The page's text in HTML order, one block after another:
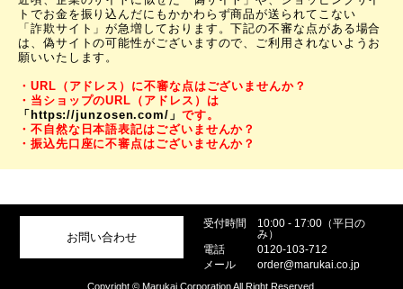
トでお金を振り込んだにもかかわらず商品が送られてこない
「詐欺サイト」が急増しております。下記の不審な点がある場合
は、偽サイトの可能性がございますので、ご利用されないようお
願いいたします。
・URL（アドレス）に不審な点はございませんか？
・当ショップのURL（アドレス）は
「https://junzosen.com/」 です。
・不自然な日本語表記はございませんか？
・振込先口座に不審点はございませんか？
お問い合わせ
受付時間
10:00 - 17:00（平日の
み）
電話
0120-103-712
メール
order@marukai.co.jp
Copyright © Marukai Corporation All Right Reserved.